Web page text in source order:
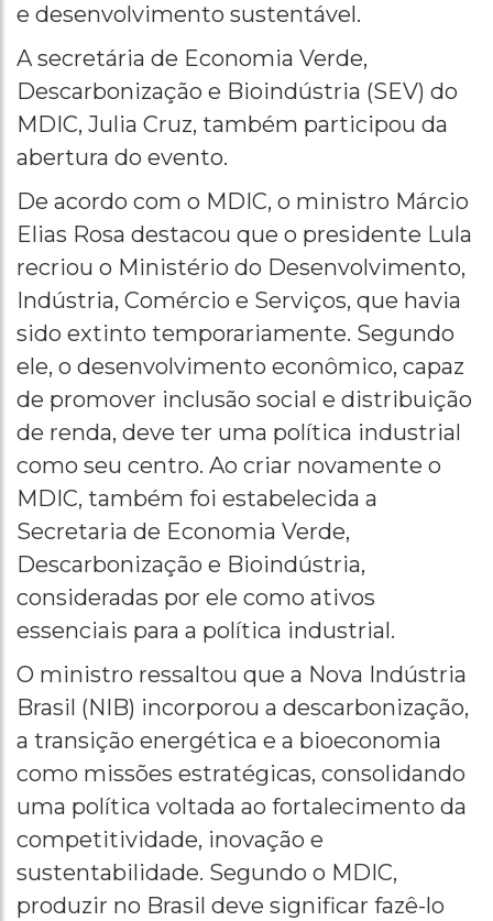
e desenvolvimento sustentável.
A secretária de Economia Verde,
Descarbonização e Bioindústria (SEV) do
MDIC, Julia Cruz, também participou da
abertura do evento.
De acordo com o MDIC, o ministro Márcio
Elias Rosa destacou que o presidente Lula
recriou o Ministério do Desenvolvimento,
Indústria, Comércio e Serviços, que havia
sido extinto temporariamente. Segundo
ele, o desenvolvimento econômico, capaz
de promover inclusão social e distribuição
de renda, deve ter uma política industrial
como seu centro. Ao criar novamente o
MDIC, também foi estabelecida a
Secretaria de Economia Verde,
Descarbonização e Bioindústria,
consideradas por ele como ativos
essenciais para a política industrial.
O ministro ressaltou que a Nova Indústria
Brasil (NIB) incorporou a descarbonização,
a transição energética e a bioeconomia
como missões estratégicas, consolidando
uma política voltada ao fortalecimento da
competitividade, inovação e
sustentabilidade. Segundo o MDIC,
produzir no Brasil deve significar fazê-lo